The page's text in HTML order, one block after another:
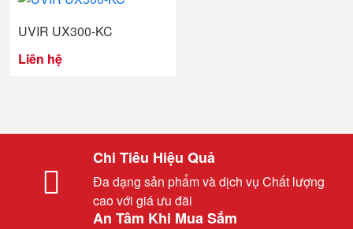
UVIR UX300-KC
Liên hệ
Chi Tiêu Hiệu Quả
Đa dạng sản phẩm và dịch vụ Chất lượng
cao với giá ưu đãi
An Tâm Khi Mua Sắm